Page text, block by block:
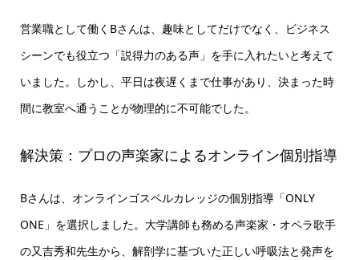
営業職として働くBさんは、趣味としてだけでなく、ビジネス
シーンでも役立つ「説得力のある声」を手に入れたいと考えて
いました。しかし、平日は夜遅くまで仕事があり、決まった時
間に教室へ通うことが物理的に不可能でした。
解決策：プロの声楽家によるオンライン個別指導
Bさんは、オンラインゴスペルカレッジの個別指導「ONLY
ONE」を選択しました。大学講師も務める声楽家・オペラ歌手
の又吉秀和先生から、解剖学に基づいた正しい呼吸法と発声を